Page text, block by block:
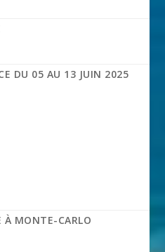
DU 05 AU 13 JUIN 2025
À MONTE-CARLO